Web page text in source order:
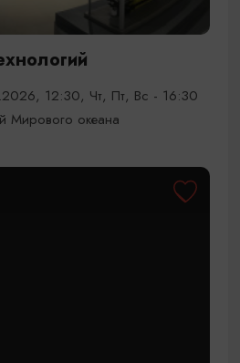
12:30, Чт, Пт, Вс - 16:30
Мирового океана